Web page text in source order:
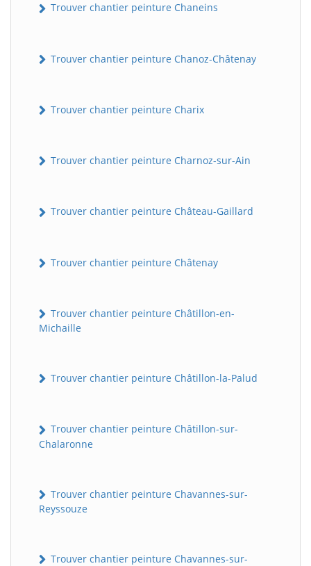
Trouver chantier peinture Chaneins
Trouver chantier peinture Chanoz-Châtenay
Trouver chantier peinture Charix
Trouver chantier peinture Charnoz-sur-Ain
Trouver chantier peinture Château-Gaillard
Trouver chantier peinture Châtenay
Trouver chantier peinture Châtillon-en-
Michaille
Trouver chantier peinture Châtillon-la-Palud
Trouver chantier peinture Châtillon-sur-
Chalaronne
Trouver chantier peinture Chavannes-sur-
Reyssouze
Trouver chantier peinture Chavannes-sur-